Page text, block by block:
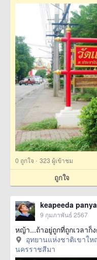
0 ถูกใจ · 323 ผู้เข้าชม
ถูกใจ
keapeeda
9 กุมภาพันธ์ 2567
หญ้า...ถ้าอยู่ถูกที่ถูกเวลาก็
อุทยานแห่งชาติเขาให
นครราชสีมา